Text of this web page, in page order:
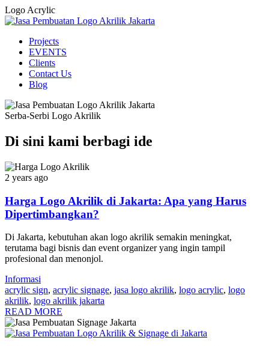
Logo Acrylic
Projects
EVENTS
Clients
Contact Us
Blog
Serba-Serbi Logo Akrilik
Di sini kami berbagi ide
2 years ago
Harga Logo Akrilik di Jakarta: Apa yang Harus
Dipertimbangkan?
Di Jakarta, kebutuhan akan logo akrilik semakin meningkat,
terutama bagi bisnis dan event organizer yang ingin tampil
profesional dan menonjol.
Informasi
acrylic sign, acrylic signage, jasa logo akrilik, logo acrylic, logo
akrilik, logo akrilik jakarta
READ MORE